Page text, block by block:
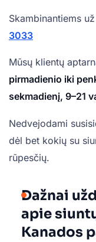
Skambinantiems
3033
Mūsų klientų
pirmadienio iki
sekmadienį, 9–21
Nedvejodami
dėl bet kokių su
rūpesčių.
Dažnai
apie
Kanados